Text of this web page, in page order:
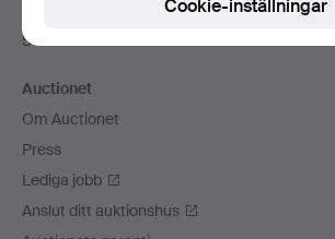
Sociala medier
Auctionet
Om Auctionet
Press
Lediga jobb
Anslut ditt auktionshus
Cookie-inställningar